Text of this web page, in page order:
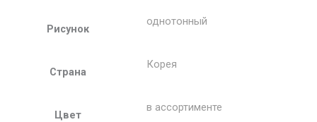
Рисунок
однотонный
Страна
Корея
Цвет
в ассортименте